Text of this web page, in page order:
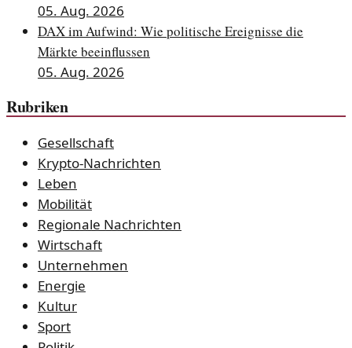
05. Aug. 2026
DAX im Aufwind: Wie politische Ereignisse die
Märkte beeinflussen
05. Aug. 2026
Rubriken
Gesellschaft
Krypto-Nachrichten
Leben
Mobilität
Regionale Nachrichten
Wirtschaft
Unternehmen
Energie
Kultur
Sport